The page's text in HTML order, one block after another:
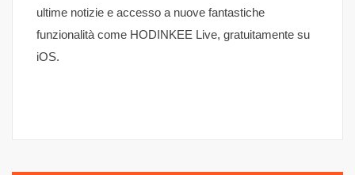
ultime notizie e accesso a nuove fantastiche
funzionalità come HODINKEE Live, gratuitamente su
iOS.